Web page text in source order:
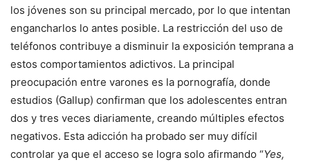
los jóvenes son su principal mercado, por lo que intentan
engancharlos lo antes posible. La restricción del uso de
teléfonos contribuye a disminuir la exposición temprana a
estos comportamientos adictivos. La principal
preocupación entre varones es la pornografía, donde
estudios (Gallup) confirman que los adolescentes entran
dos y tres veces diariamente, creando múltiples efectos
negativos. Esta adicción ha probado ser muy difícil
controlar ya que el acceso se logra solo afirmando “Yes,